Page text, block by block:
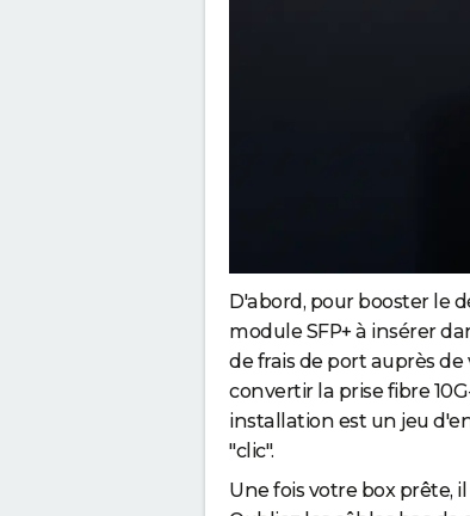
D'abord, pour booster le
module SFP+ à insérer
de frais de port auprès
convertir la prise fibre
installation est un jeu
"clic".
Une fois votre box prête,